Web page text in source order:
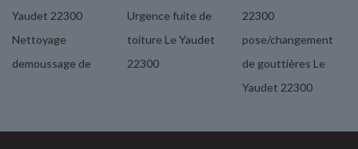
Yaudet 22300
Nettoyage
demoussage de
Urgence fuite de
toiture Le Yaudet
22300
22300
pose/changement
de gouttières Le
Yaudet 22300